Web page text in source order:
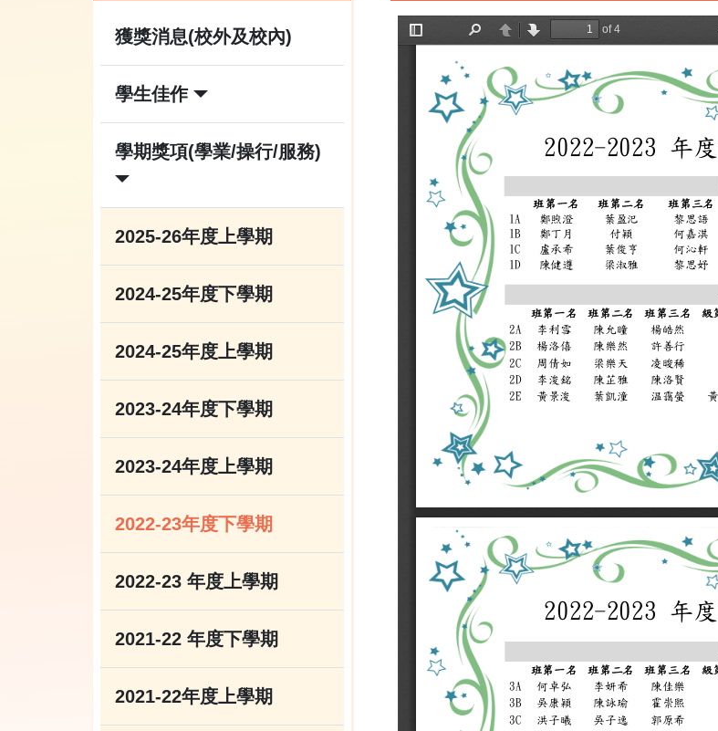
獲獎消息(校外及校內)
學生佳作
學期獎項(學業/操行/服務)
2025-26年度上學期
2024-25年度下學期
2024-25年度上學期
2023-24年度下學期
2023-24年度上學期
2022-23年度下學期
2022-23 年度上學期
2021-22 年度下學期
2021-22年度上學期